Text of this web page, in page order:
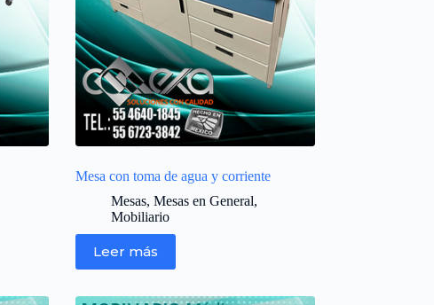
Mesa con toma de agua y corriente
Mesas, Mesas en General,
Mobiliario
Leer más